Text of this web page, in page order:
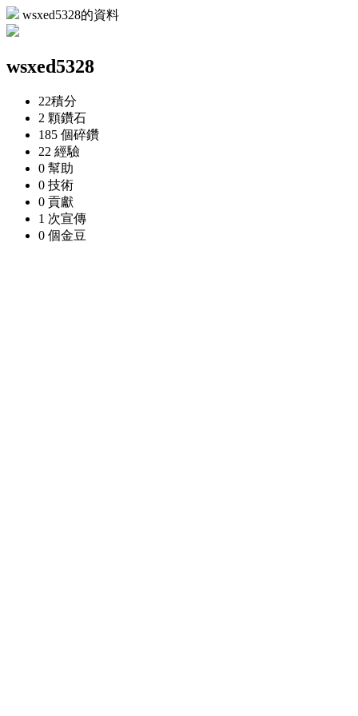
wsxed5328的資料
wsxed5328
22積分
2 顆鑽石
185 個碎鑽
22 經驗
0 幫助
0 技術
0 貢獻
1 次宣傳
0 個金豆